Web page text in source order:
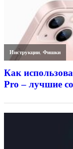
Инструкции,Фишки
Как
Pro – лучшие